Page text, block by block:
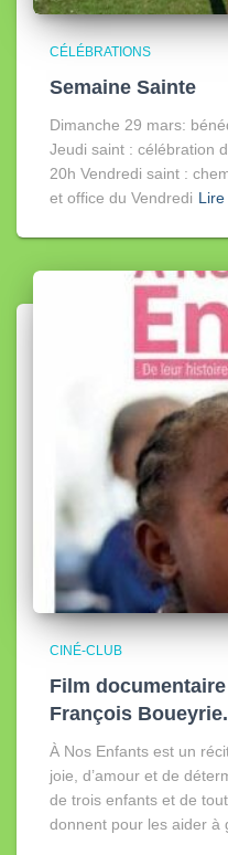
CÉLÉBRATIONS
Semaine Sainte
Dimanche 29 mars:
Jeudi saint : célébration
20h Vendredi saint :
et office du Vendredi
CINÉ-CLUB
Film
François Boueyrie.
À Nos Enfants est un
joie, d’amour et de
de trois enfants et de
donnent pour les aider à